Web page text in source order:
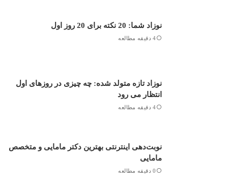
نوزاد شما: 20 نکته برای 20 روز اول
4 دقیقه مطالعه
نوزاد تازه متولد شده: چه چیزی در روزهای اول
انتظار می رود
4 دقیقه مطالعه
نوبت‌دهی اینترنتی بهترین دکتر مامایی و متخصص
مامایی
0 دقیقه مطالعه